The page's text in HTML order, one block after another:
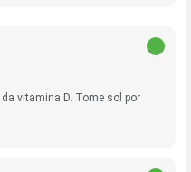
vitamina D. Tome sol por